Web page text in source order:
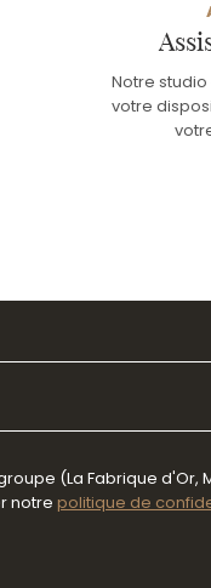
Notre
votre
(La Fabrique d'Or,
notre politique de